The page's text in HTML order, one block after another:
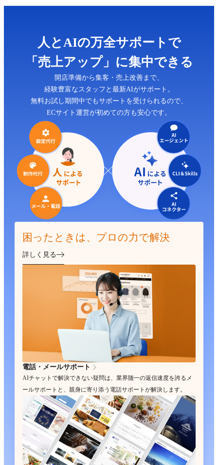
人とAIの万全サポートで
「売上アップ」に集中できる
開店準備から集客・売上改善まで、
経験豊富なスタッフと最新AIがサポート。
無料お試し期間中でもサポートを受けられるので、
ECサイト運営が初めての方も安心です。
困ったときは、プロの力で解決
詳しく見る
電話・メールサポート
AIチャットで解決できない疑問は、業界随一の返信速度を誇るメ
ールサポートと、親身に寄り添う電話サポートが解決します。